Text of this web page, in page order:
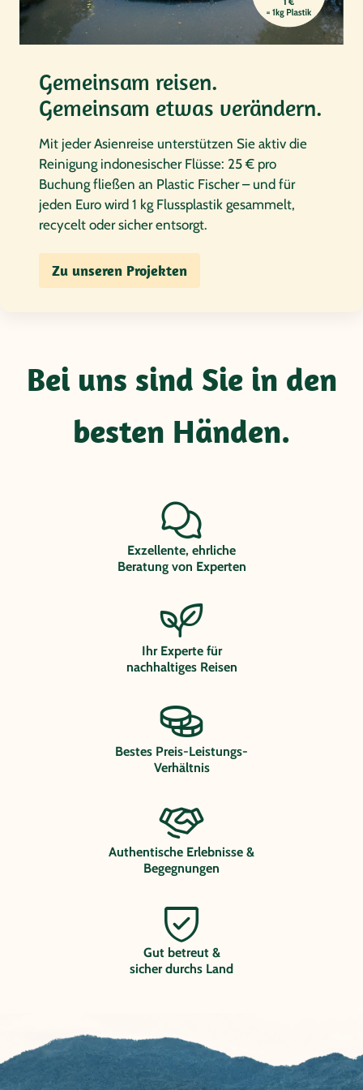
• Perfekt abgestimmte Routen mit Geheimtipps abseits touristischer
Pfade
• Ausgebildete und deutschsprachige Reiseleitung
• Rund um die Uhr Betreuung von unseren Mitarbeitern vor Ort
• Ausgezeichnetes Preis-Leistungs-Verhältnis
Wir helfen Ihnen gerne weiter
Haben Sie noch Fragen zu unseren Kleingruppenreisen durch
Vietnam? Unsere ortskundigen Reiseexperten beraten Sie gerne
info@papayatours.deoder kontaktieren Sie uns über unser
Kontaktformular. Wir freuen uns auf Sie!
Gemeinsam reisen.
Gemeinsam etwas verändern.
Mit jeder Asienreise unterstützen Sie aktiv die
Reinigung indonesischer Flüsse: 25 € pro
Buchung fließen an Plastic Fischer – und für
jeden Euro wird 1 kg Flussplastik gesammelt,
recycelt oder sicher entsorgt.
Zu unseren Projekten
Bei uns sind Sie in den
besten Händen.
Exzellente, ehrliche
Beratung von Experten
Ihr Experte für
nachhaltiges Reisen
Bestes Preis-Leistungs-
Verhältnis
Authentische Erlebnisse &
Begegnungen
Gut betreut &
sicher durchs Land